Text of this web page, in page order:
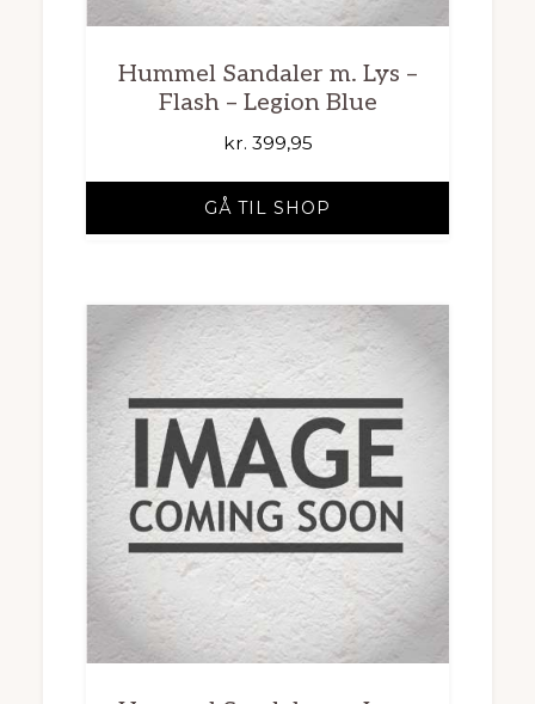
Hummel Sandaler m. Lys –
Flash – Legion Blue
kr. 399,95
GÅ TIL SHOP